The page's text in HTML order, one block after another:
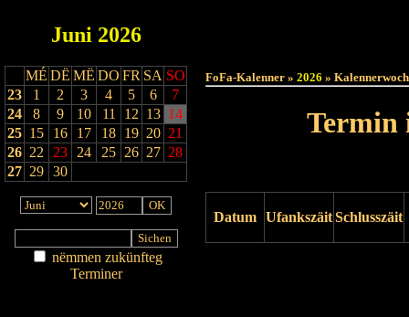
Juni 2026
MÉ DË MË DO FR SA SO
23
1 2 3 4 5 6
7
24
8 9 10 11 12 13 14
25 15 16 17 18 19 20 21
26 22 23 24 25 26 27 28
27 29 30
nëmmen zukünfteg
Terminer
FoFa-Kalenner » 2026 »
Termin
Datum UfankszäitSchlusszäit